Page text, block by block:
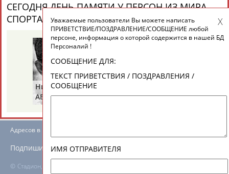
ТАБЛО АКТИВНОСТИ
ЦЕЛИ ПРОЕКТА КОНТАКТЫ
© Стадион, 1998-2026
Адресов в новостной рассылке: 996
Подпишись
СЕГОДНЯ ДЕНЬ ПАМЯТИ У ПЕРСОН ИЗ МИРА
СПОРТА (4 ПЕРСОНАЛИЙ)
ВЕСЬ СПИСОК
Николай
АБРАМОВ
РАЗИНСКИЙ
Уважаемые пользователи Вы можете написать
ПРИВЕТСТВИЕ/ПОЗДРАВЛЕНИЕ/СООБЩЕНИЕ любой
персоне, информация о которой содержится в нашей БД
Персоналий !
СООБЩЕНИЕ ДЛЯ:
ТЕКСТ ПРИВЕТСТВИЯ / ПОЗДРАВЛЕНИЯ /
СООБЩЕНИЕ
ИМЯ ОТПРАВИТЕЛЯ